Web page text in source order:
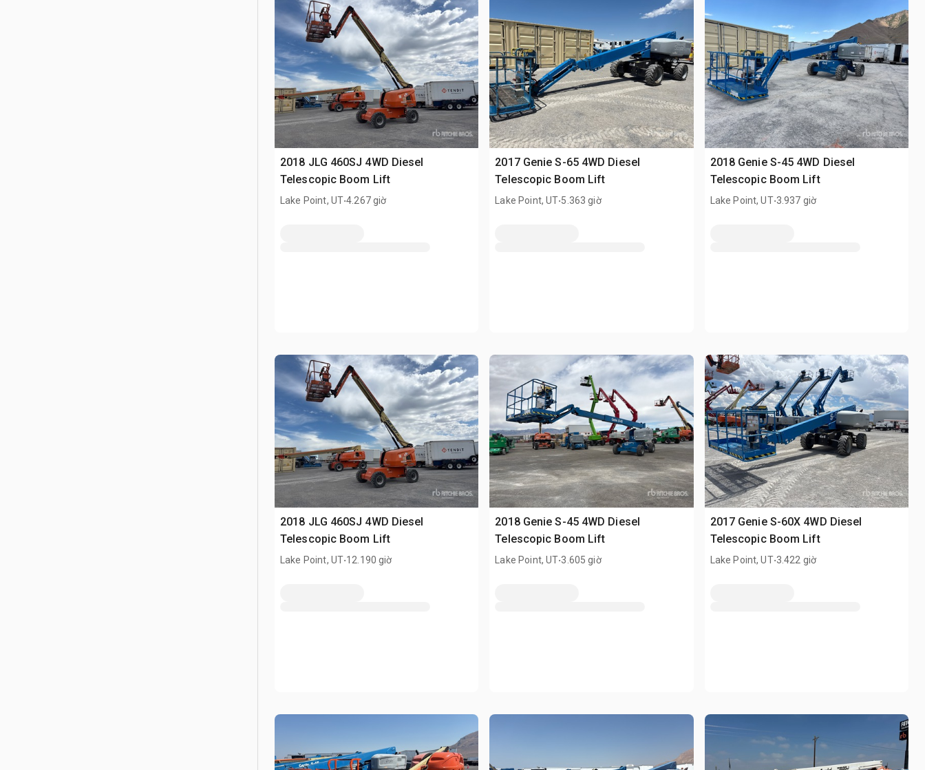
2018 JLG 460SJ 4WD Diesel
Telescopic Boom Lift
Lake Point, UT.4.267 giờ
2017 Genie S-65 4WD Diesel
Telescopic Boom Lift
Lake Point, UT.5.363 giờ
2018 Genie S-45 4WD Diesel
Telescopic Boom Lift
Lake Point, UT.3.937 giờ
2018 JLG 460SJ 4WD Diesel
Telescopic Boom Lift
Lake Point, UT.12.190 giờ
2018 Genie S-45 4WD Diesel
Telescopic Boom Lift
Lake Point, UT.3.605 giờ
2017 Genie S-60X 4WD Diesel
Telescopic Boom Lift
Lake Point, UT.3.422 giờ